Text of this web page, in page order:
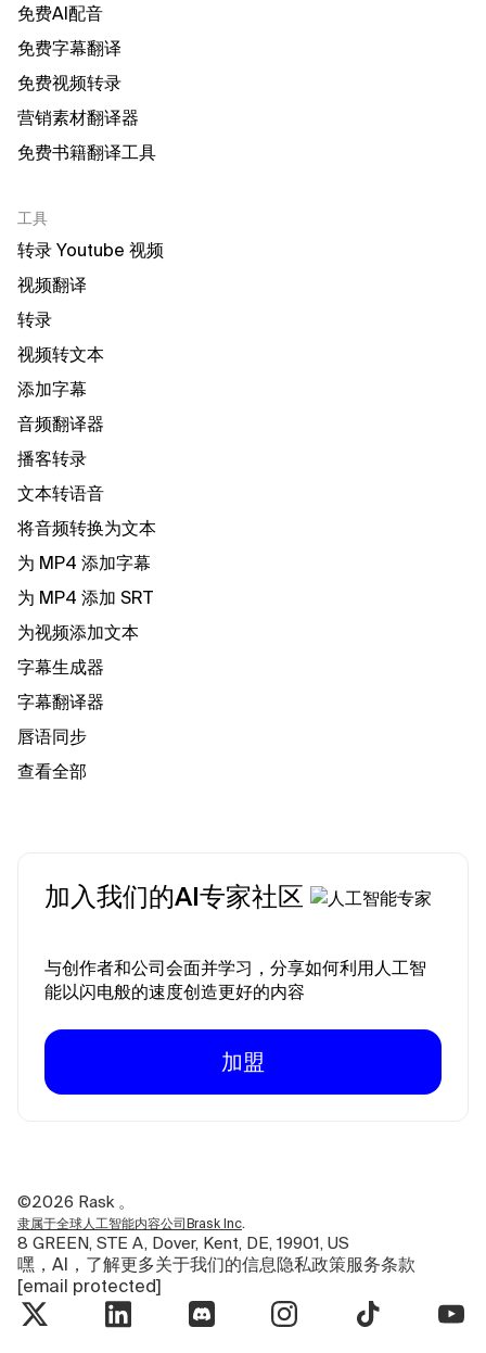
免费AI配音
免费字幕翻译
免费视频转录
营销素材翻译器
免费书籍翻译工具
工具
转录 Youtube 视频
视频翻译
转录
视频转文本
添加字幕
音频翻译器
播客转录
文本转语音
将音频转换为文本
为 MP4 添加字幕
为 MP4 添加 SRT
为视频添加文本
字幕生成器
字幕翻译器
唇语同步
查看全部
加入我们的AI专家社区
与创作者和公司会面并学习，分享如何利用人工智
能以闪电般的速度创造更好的内容
加盟
©2026 Rask 。
隶属于全球人工智能内容公司Brask Inc.
8 GREEN, STE A, Dover, Kent, DE, 19901, US
嘿，AI，了解更多关于我们的信息隐私政策服务条款
[email protected]